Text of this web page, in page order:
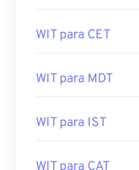
WIT para EST
WIT para CET
WIT para MDT
WIT para IST